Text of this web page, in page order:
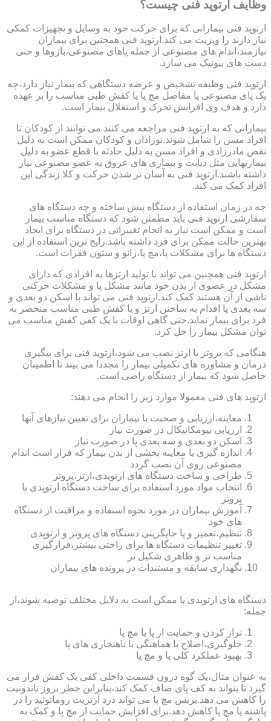
وظایف ارتوپد فنی چیست؟
ارتوپد فنی بیمارانی که برای حرکت خود به وسایل و تجهیزات کمکی
نیاز دارند را ویزیت می کند.ارتوپد فنی همچنین برای بیماران
نیازمند،اندام های مصنوعی از جمله پاهای مصنوعی،بازوها و حتی
دست های بیونیک می سازد.
ارتوپد فنی وظیفه تشخیص و عرضه دستگاهی که بیمار نیاز دارد،چه
یک پای مصنوعی یا مفاصل مچ پا یا کفش طبی مناسب را بر عهده
دارد و هدف وی افزایش تحرک و استقلال بیمار است.
بیمارانی که به ارتوپد فنی مراجعه می کنند می توانند از کودکان تا
افراد مسن را شامل شوند.نوزادان و کودکان ممکن است به دلیل
نقص مادرزادی و افراد مسن به دلیل حادثه یا قطع عضو به دلیل
بیماریهایی مثل دیابت و بیماری های عروق به عضو مصنوعی نیاز
داشته باشند.ارتوپد فنی به آسان تر شدن حرکت و کلا زندگی این
افراد کمک می کند.
چه در زمان استفاده از دستگاه پیش ساخته و چه دستگاه های
سفارشی ارتوپد فنی باید مطمئن شود که دستگاه مناسب بیمار
است و ممکن است نیاز به انجام تغییراتی در دستگاه برای ایجاد
بهترین حالت ممکن برای فرد داشته باشد.رایج ترین استفاده از این
دستگاه ها برای مشکلات پا،مچ پا،زانو و ستون فقرات است.
ارتوپد فنی همچنین می تواند با تولید ارتزها به افرادی که دارای
مشکل در عضوی از بدن خود مانند مشکل پا و مشکلات حرکتی
ناشی از آن هستند کمک کند.ارتوپد فنی می تواند با اسکن دو بعدی و
سه بعدی پا اقدام به ساختن ارتز و یا کفش طبی مناسب منحصر به
فرد برای بیمار نماید.حتی گاهی اوقات با یک کفی کفش مناسب می
توان مشکل بیمار را حل کرد.
هنگامی که پروتز یا ارتز نصب می شود،ارتوپد فنی برای پیگیری
درمان و مشاوره های تکمیلی بیمار را مجددا می بیند تا اطمینان
حاصل شود که بیمار از دستگاه راضی است.
ارتوپد های فنی معمولا موارد زیر را انجام می دهند:
معاینه،ارزیابی و صحبت با بیماران برای تعیین نیازهای آنها
ارزیابی بیومکانیکال در صورت نیاز
اسکن دو بعدی و سه بعدی پا در صورت نیاز
اندازه گیری یا معاینه بخشی از بدن بیمار که قرار است اندام
مصنوعی روی آن نصب گردد
طراحی و ساخت دستگاه های ارتوپدی،ارتز،پروتز
انتخاب مواد مورد استفاده برای ساخت دستگاه ارتوپدی یا
پروتز
آموزش بیماران در مورد نحوه استفاده و مراقبت از دستگاه
های خود
تنظیم،تعمیر و یا جایگزینی دستگاه های پروتز و ارتوپدی
تغییر تنظیمات دستگاه ها برای راحتی بیشتر،قرارگیری
مناسب تر و ظاهری شکیل تر
نگهداری سابقه و مستندات در پرونده های بیماران
دستگاه های ارتوپدی پا ممکن است به دلایل مختلف توصیه شوند،از
جمله:
تراز کردن و حمایت از پا یا مچ پا
جلوگیری،اصلاح یا هماهنگی با ناهنجاری های پا
بهبود عملکرد کلی پا و مچ پا
به عنوان مثال،یک گوه درون قسمت داخلی کفی یک کفش قرار می
گیرد تا بتواند به کف پای صاف کمک کند،بنابراین خطر بروز تاندونیت
را کاهش می دهد.بریس مچ پا می تواند درد آرتریت روماتوئید را در
پاشنه یا مچ پا کاهش دهد.برای افزایش حمایت از مچ پا و کمک به